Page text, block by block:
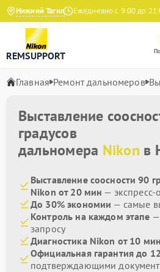
Нижний Тагил
4.9 на Яндекс Ежедневно с 9:00 до 21:00
REMSUPPORT
Главная Ремонт дальномеров
Выставление
градусов
дальномера Nikon в
Выставление соосности 90
Nikon от 20 мин —
До 30% экономии — самые
Контроль на каждом этапе
запросу
Диагностика Nikon от 10 мин
Официальная гарантия до
подтверждающими